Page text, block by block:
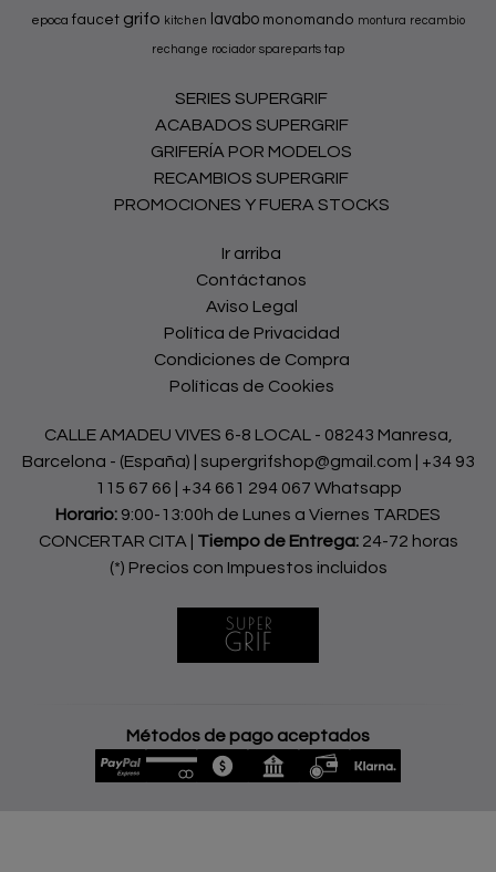
epoca faucet grifo kitchen lavabo monomando montura recambio
rechange rociador spareparts tap
SERIES SUPERGRIF
ACABADOS SUPERGRIF
GRIFERÍA POR MODELOS
RECAMBIOS SUPERGRIF
PROMOCIONES Y FUERA STOCKS
Ir arriba
Contáctanos
Aviso Legal
Política de Privacidad
Condiciones de Compra
Políticas de Cookies
CALLE AMADEU VIVES 6-8 LOCAL - 08243 Manresa,
Barcelona - (España) | supergrifshop@gmail.com | +34 93
115 67 66
+34 661 294 067 Whatsapp
Horario: 9:00-13:00h de Lunes a Viernes TARDES
CONCERTAR CITA | Tiempo de Entrega: 24-72 horas
(*) Precios con Impuestos incluidos
Métodos de pago aceptados